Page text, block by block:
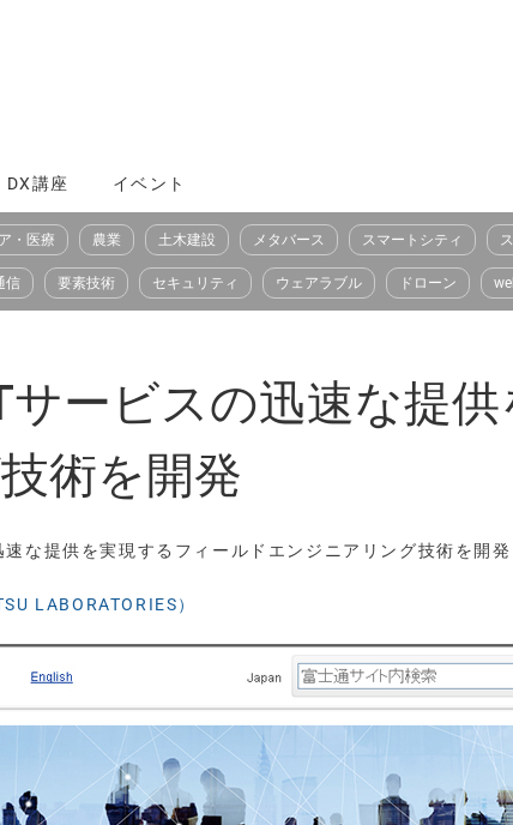
DX講座 イベント
・医療 農業 土木建設 メタバース スマートシティ
信 要素技術 セキュリティ ウェアラブル ドローン
ービスの迅速な提
術を開発
な提供を実現するフィールドエンジニアリング技術を開発
LABORATORIES）